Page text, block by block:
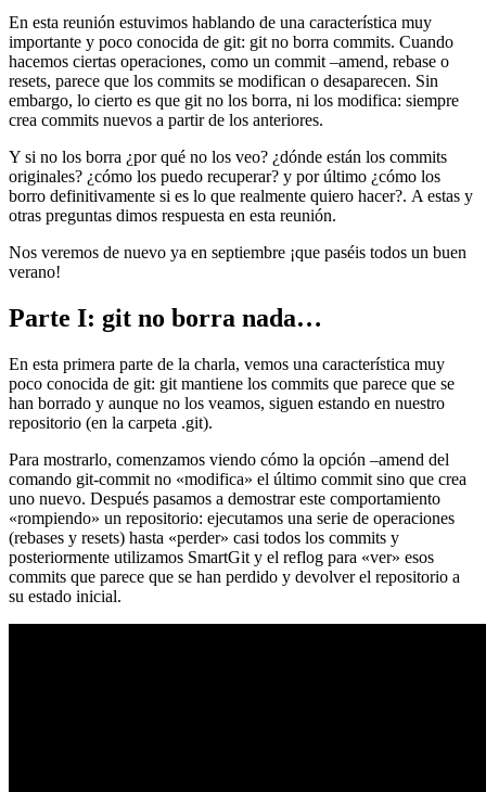
En esta reunión estuvimos hablando de una característica muy
importante y poco conocida de git: git no borra commits. Cuando
hacemos ciertas operaciones, como un commit –amend, rebase o
resets, parece que los commits se modifican o desaparecen. Sin
embargo, lo cierto es que git no los borra, ni los modifica: siempre
crea commits nuevos a partir de los anteriores.
Y si no los borra ¿por qué no los veo? ¿dónde están los commits
originales? ¿cómo los puedo recuperar? y por último ¿cómo los
borro definitivamente si es lo que realmente quiero hacer?. A estas y
otras preguntas dimos respuesta en esta reunión.
Nos veremos de nuevo ya en septiembre ¡que paséis todos un buen
verano!
Parte I: git no borra nada…
En esta primera parte de la charla, vemos una característica muy
poco conocida de git: git mantiene los commits que parece que se
han borrado y aunque no los veamos, siguen estando en nuestro
repositorio (en la carpeta .git).
Para mostrarlo, comenzamos viendo cómo la opción –amend del
comando git-commit no «modifica» el último commit sino que crea
uno nuevo. Después pasamos a demostrar este comportamiento
«rompiendo» un repositorio: ejecutamos una serie de operaciones
(rebases y resets) hasta «perder» casi todos los commits y
posteriormente utilizamos SmartGit y el reflog para «ver» esos
commits que parece que se han perdido y devolver el repositorio a
su estado inicial.